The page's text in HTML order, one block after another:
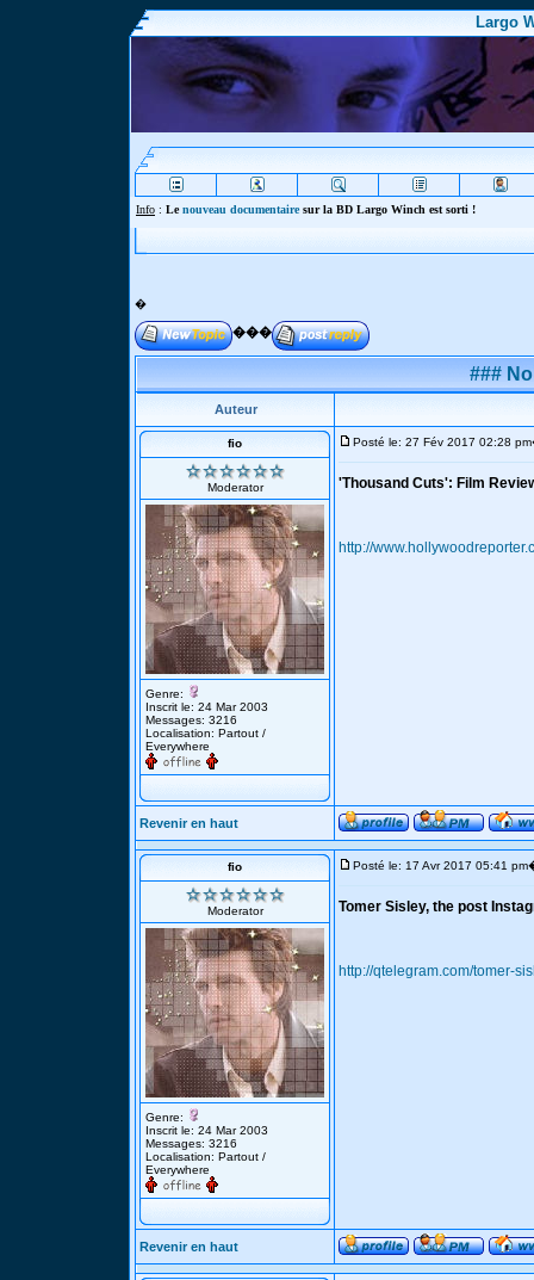
Largo
In
�
���
###
Auteur
fio
Moderator
Genre:
Inscrit le: 24 Mar 2003
Messages: 3216
Localisation: Partout /
Everywhere
Posté le: 27 Fév 2017 02:28 pm
'Thousand Cuts': Film
http://
Revenir en haut
fio
Moderator
Genre:
Inscrit le: 24 Mar 2003
Messages: 3216
Localisation: Partout /
Everywhere
Posté le: 17 Avr 2017 05:41 pm
Tomer Sisley, the post
http://qtelegram.com/tomer-
Revenir en haut